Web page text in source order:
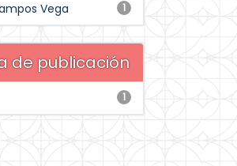
1
Vega
de publicación
1